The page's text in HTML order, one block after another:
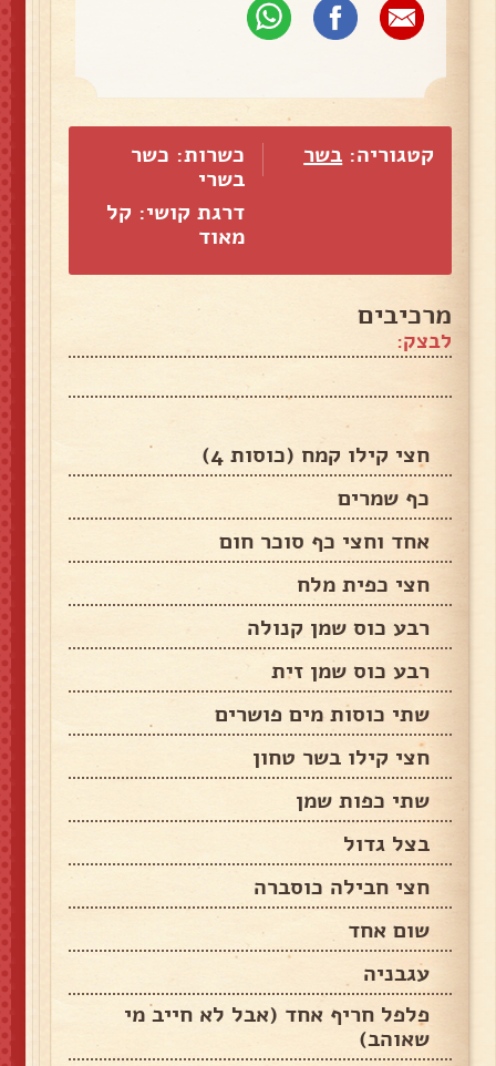
קטגוריה: בשר
כשרות: כשר
בשרי
דרגת קושי: קל
מאוד
מרכיבים
לבצק:
חצי קילו קמח (כוסות 4)
כף שמרים
אחד וחצי כף סוכר חום
חצי כפית מלח
רבע כוס שמן קנולה
רבע כוס שמן זית
שתי כוסות מים פושרים
חצי קילו בשר טחון
שתי כפות שמן
בצל גדול
חצי חבילה כוסברה
שום אחד
עגבניה
פלפל חריף אחד (אבל לא חייב מי
שאוהב)